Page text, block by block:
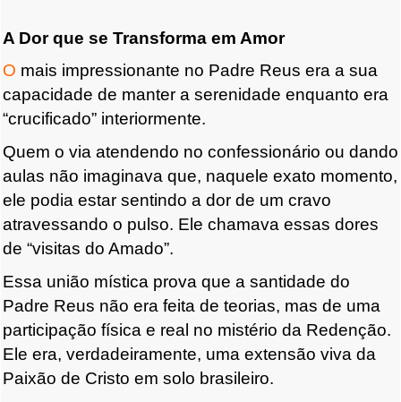
A Dor que se Transforma em Amor
O mais impressionante no Padre Reus era a sua
capacidade de manter a serenidade enquanto era
“crucificado” interiormente.
Quem o via atendendo no confessionário ou dando
aulas não imaginava que, naquele exato momento,
ele podia estar sentindo a dor de um cravo
atravessando o pulso. Ele chamava essas dores
de “visitas do Amado”.
Essa união mística prova que a santidade do
Padre Reus não era feita de teorias, mas de uma
participação física e real no mistério da Redenção.
Ele era, verdadeiramente, uma extensão viva da
Paixão de Cristo em solo brasileiro.